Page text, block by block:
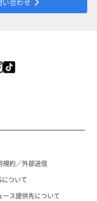
い合わせ
規約／外部送信
について
ース提供先について